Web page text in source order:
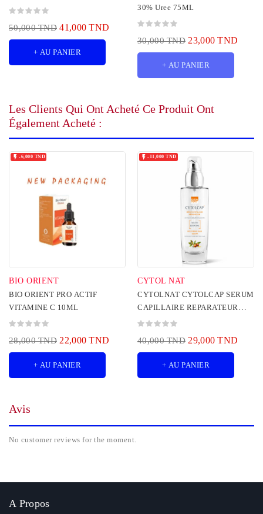
50,000 TND 41,000 TND
+ AU PANIER
30% Uree 75ML
30,000 TND 23,000 TND
+ AU PANIER
Les Clients Qui Ont Acheté Ce Produit Ont
Également Acheté :
 -6,000 TND
BIO ORIENT
BIO ORIENT PRO ACTIF
VITAMINE C 10ML
28,000 TND 22,000 TND
+ AU PANIER
-11,000 TND
CYTOL NAT
CYTOLNAT CYTOLCAP SERUM
CAPILLAIRE REPARATEUR
50ML
40,000 TND 29,000 TND
+ AU PANIER
Avis
No customer reviews for the moment.
A Propos